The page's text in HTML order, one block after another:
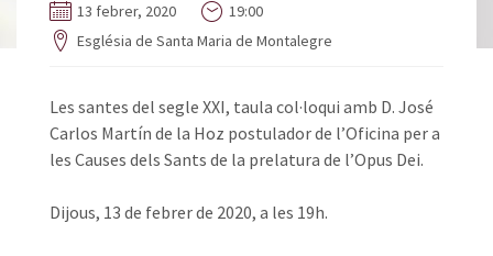
13 febrer, 2020
19:00
Església de Santa Maria de Montalegre
Les santes del segle XXI, taula col·loqui amb D. José
Carlos Martín de la Hoz postulador de l’Oficina per a
les Causes dels Sants de la prelatura de l’Opus Dei.
Dijous, 13 de febrer de 2020, a les 19h.